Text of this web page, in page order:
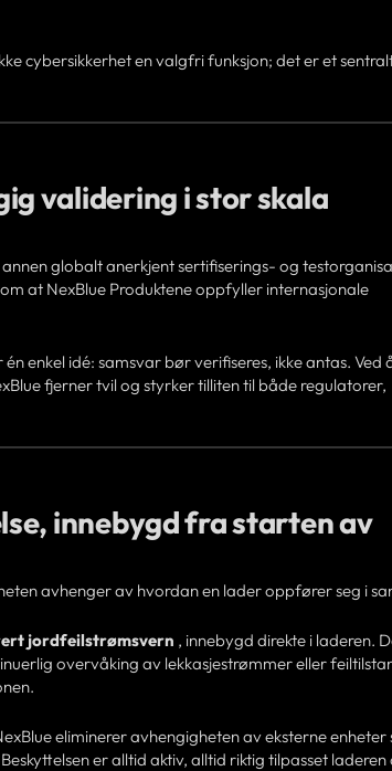
cybersikkerhet en valgfri funksjon; det er et
validering i stor skala
annen globalt anerkjent sertifiserings- og
at NexBlue Produktene oppfyller internasjonale
enkel idé: samsvar bør verifiseres, ikke antas. Ved
fjerner tvil og styrker tilliten til både regulatorer,
innebygd fra starten av
avhenger av hvordan en lader oppfører seg i
jordfeilstrømsvern , innebygd direkte i laderen.
overvåking av lekkasjestrømmer eller
eliminerer avhengigheten av eksterne enheter
er alltid aktiv, alltid riktig tilpasset laderen